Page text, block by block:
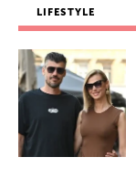
LIFESTYLE